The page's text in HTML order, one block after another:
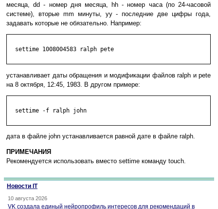
месяца, dd - номер дня месяца, hh - номер часа (по 24-часовой
системе), вторые mm минуты, yy - последние две цифры года,
задавать которые не обязательно. Например:
  settime 1008004583 ralph pete
устанавливает даты обращения и модификации файлов ralph и pete
на 8 октября, 12:45, 1983. В другом примере:
  settime -f ralph john
дата в файле john устанавливается равной дате в файле ralph.
ПРИМЕЧАНИЯ
Рекомендуется использовать вместо settime команду touch.
Новости IT
10 августа 2026
VK создала единый нейропрофиль интересов для рекомендаций в